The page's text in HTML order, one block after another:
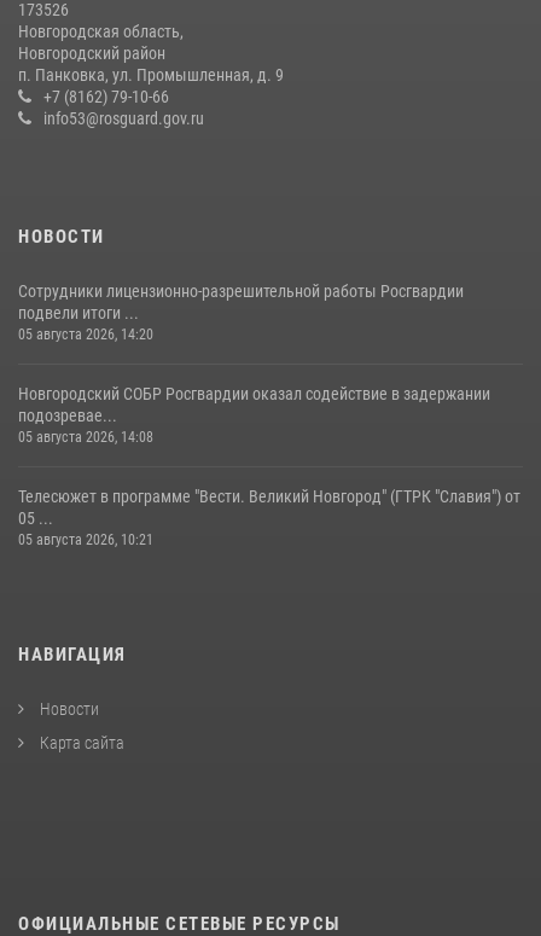
линию»
23 июля 2026, 13:43 2
Новгородские росгвардейцы приняли участие в чемпионате по
многоборью кинологов на первенство Северо-Западного округа
173526
Новгородская область,
Новгородский район
п. Панковка, ул. Промышленная, д. 9
+7 (8162) 79-10-66
info53@rosguard.gov.ru
НОВОСТИ
Сотрудники лицензионно-разрешительной работы Росгвардии
подвели итоги ...
05 августа 2026, 14:20
Новгородский СОБР Росгвардии оказал содействие в задержании
подозревае...
05 августа 2026, 14:08
Телесюжет в программе "Вести. Великий Новгород" (ГТРК "Славия") от
05 ...
05 августа 2026, 10:21
НАВИГАЦИЯ
Новости
Карта сайта
ОФИЦИАЛЬНЫЕ СЕТЕВЫЕ РЕСУРСЫ